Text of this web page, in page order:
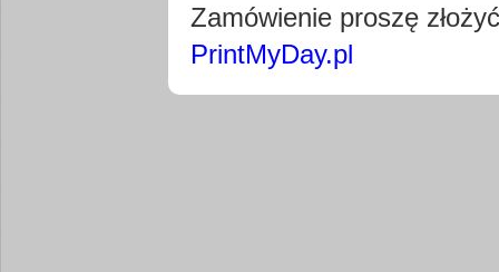
Zamówienie proszę
PrintMyDay.pl